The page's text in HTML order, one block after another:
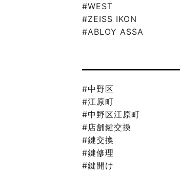
#WEST
#ZEISS IKON
#ABLOY ASSA
#中野区
#江原町
#中野区江原町
#店舗鍵交換
#鍵交換
#鍵修理
#鍵開け